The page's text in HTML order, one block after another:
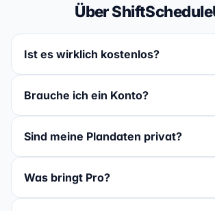
Über
Ist es wirklich kostenlos?
Brauche ich ein Konto?
Sind meine Plandaten privat?
Was bringt Pro?